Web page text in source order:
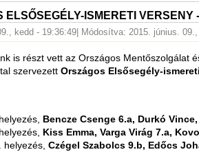
ELSŐSEGÉLY-ISMERETI VERSENY
kedd - 19:36:49 | Módosítva: 2015. június.
is részt vett az Országos Mentőszolgálat
szervezett Országos Elsősegély-
Bencze Csenge 6.a, Durkó
Kiss Emma, Varga Virág 7.a,
helyezés, Czégel Szabolcs 9.b, Edőcs